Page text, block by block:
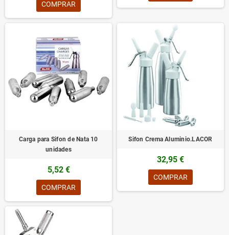
COMPRAR
Carga para Sifon de Nata 10
unidades
5,52 €
COMPRAR
Sifon Crema Aluminio.LACOR
32,95 €
COMPRAR